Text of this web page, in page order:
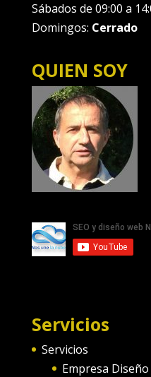
Sábados de 09:00 a
Domingos: Cerrado
QUIEN SOY
Servicios
Servicios
Empresa